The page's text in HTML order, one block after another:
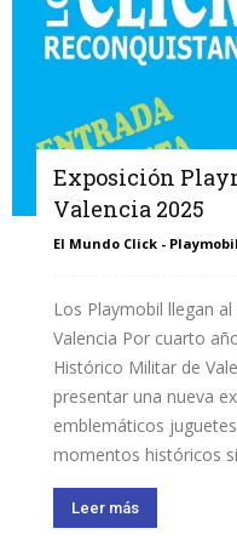
Exposición
Valencia 2025
El Mundo Click - Playmobil
Los Playmobil llegan
Valencia Por cuarto
Histórico Militar de
presentar una nueva
emblemáticos
momentos históricos
Leer más